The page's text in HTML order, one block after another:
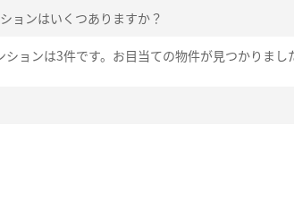
ョンはいくつありますか？
ョンは3件です。お目当ての物件が見つかりまし